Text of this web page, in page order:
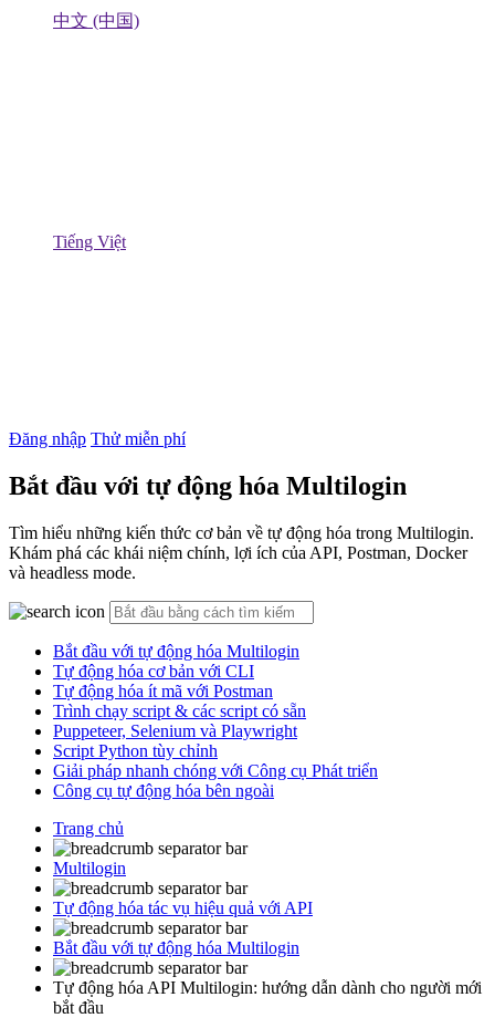
中文 (中国)
Tiếng Việt
Đăng nhập Thử miễn phí
Bắt đầu với tự động hóa Multilogin
Tìm hiểu những kiến thức cơ bản về tự động hóa trong Multilogin.
Khám phá các khái niệm chính, lợi ích của API, Postman, Docker
và headless mode.
Bắt đầu với tự động hóa Multilogin
Tự động hóa cơ bản với CLI
Tự động hóa ít mã với Postman
Trình chạy script & các script có sẵn
Puppeteer, Selenium và Playwright
Script Python tùy chỉnh
Giải pháp nhanh chóng với Công cụ Phát triển
Công cụ tự động hóa bên ngoài
Trang chủ
Multilogin
Tự động hóa tác vụ hiệu quả với API
Bắt đầu với tự động hóa Multilogin
Tự động hóa API Multilogin: hướng dẫn dành cho người mới
bắt đầu